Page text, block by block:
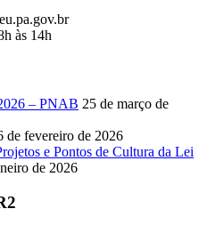
às 14h
– PNAB 25 de março de
de fevereiro de 2026
e Pontos de Cultura da Lei
de 2026